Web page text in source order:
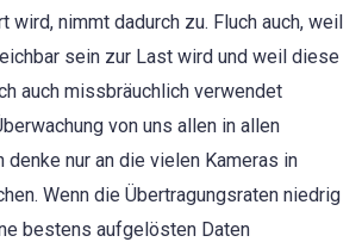
nimmt dadurch zu. Fluch auch, weil
sein zur Last wird und weil diese
auch missbräuchlich verwendet
von uns allen in allen
denke nur an die vielen Kameras in
Wenn die Übertragungsraten niedrig
bestens aufgelösten Daten